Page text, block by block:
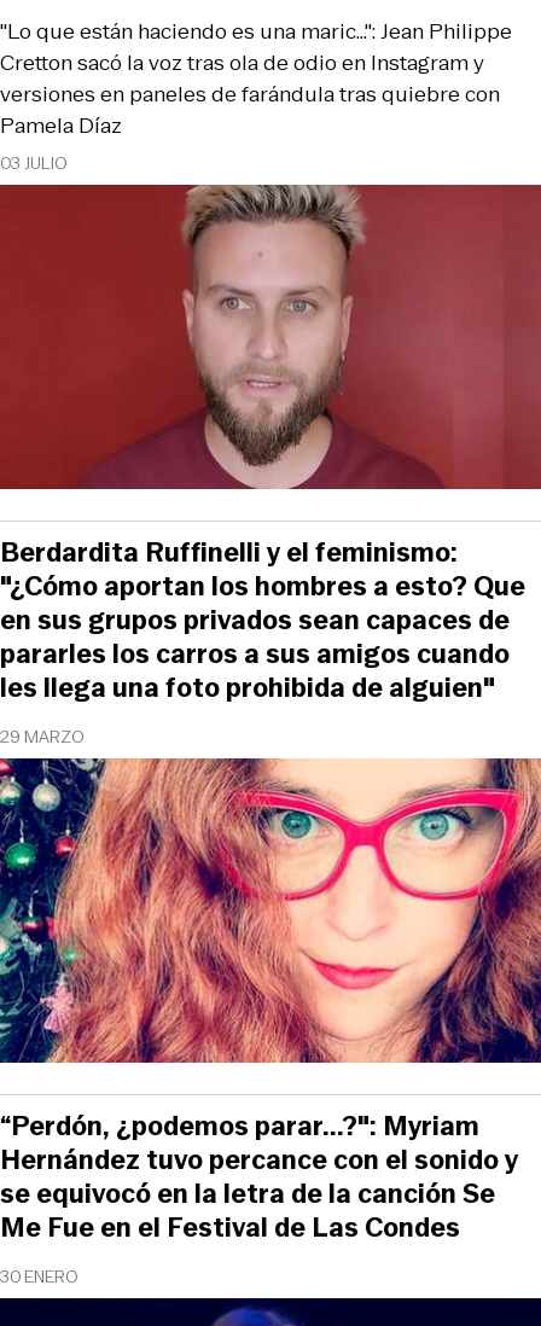
03 JULIO
"Lo que están haciendo es una maric...": Jean Philippe
Cretton sacó la voz tras ola de odio en Instagram y
versiones en paneles de farándula tras quiebre con
Pamela Díaz
29 MARZO
Berdardita Ruffinelli y el feminismo:
"¿Cómo aportan los hombres a esto? Que
en sus grupos privados sean capaces de
pararles los carros a sus amigos cuando
les llega una foto prohibida de alguien"
30 ENERO
“Perdón, ¿podemos parar...?": Myriam
Hernández tuvo percance con el sonido y
se equivocó en la letra de la canción Se
Me Fue en el Festival de Las Condes